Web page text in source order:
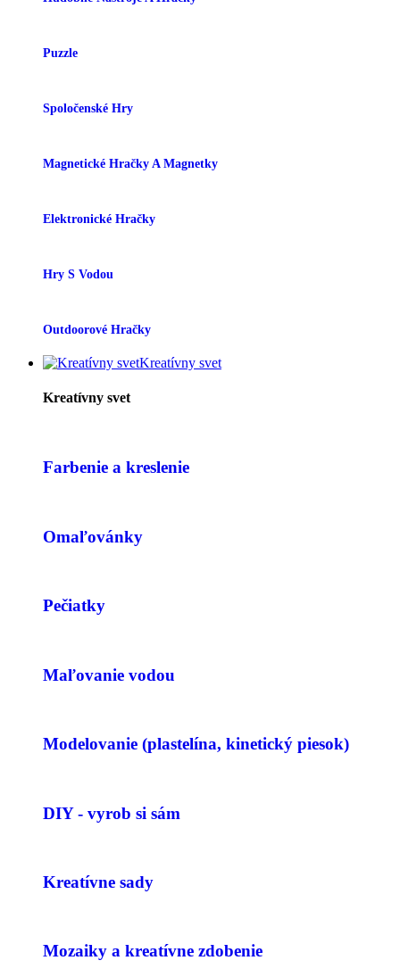
Puzzle
Spoločenské Hry
Magnetické Hračky A Magnetky
Elektronické Hračky
Hry S Vodou
Outdoorové Hračky
Kreatívny svet
Kreatívny svet
Farbenie a kreslenie
Omaľovánky
Pečiatky
Maľovanie vodou
Modelovanie (plastelína, kinetický piesok)
DIY - vyrob si sám
Kreatívne sady
Mozaiky a kreatívne zdobenie